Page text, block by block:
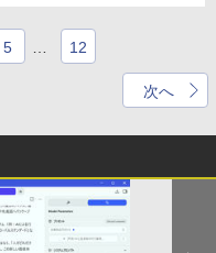
5 12
次へ